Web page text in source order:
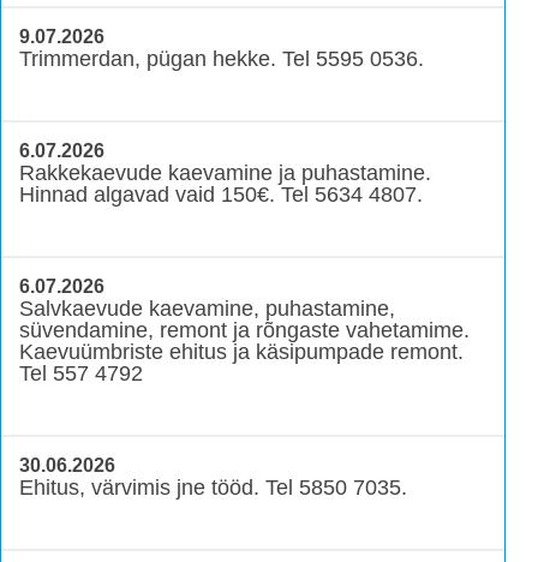
9.07.2026
Trimmerdan, pügan hekke. Tel 5595 0536.
6.07.2026
Rakkekaevude kaevamine ja puhastamine.
Hinnad algavad vaid 150€. Tel 5634 4807.
6.07.2026
Salvkaevude kaevamine, puhastamine,
süvendamine, remont ja rõngaste vahetamime.
Kaevuümbriste ehitus ja käsipumpade remont.
Tel 557 4792
30.06.2026
Ehitus, värvimis jne tööd. Tel 5850 7035.